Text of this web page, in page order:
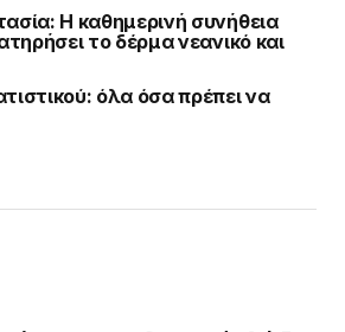
Η καθημερινή συνήθεια
το δέρμα νεανικό και
όλα όσα πρέπει να